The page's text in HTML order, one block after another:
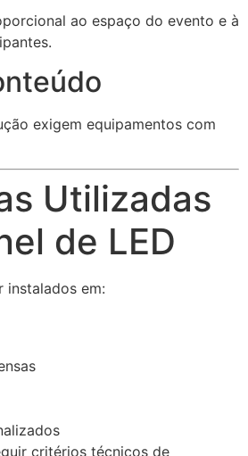
ao espaço do evento e à
exigem equipamentos com
Utilizadas
de LED
instalados em:
critérios técnicos de